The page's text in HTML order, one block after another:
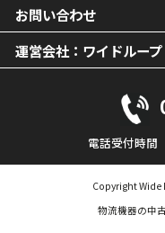
お問い合わせ
運営会社：ワイドルー
電話受付時間
Copyright Wide
物流機器の中